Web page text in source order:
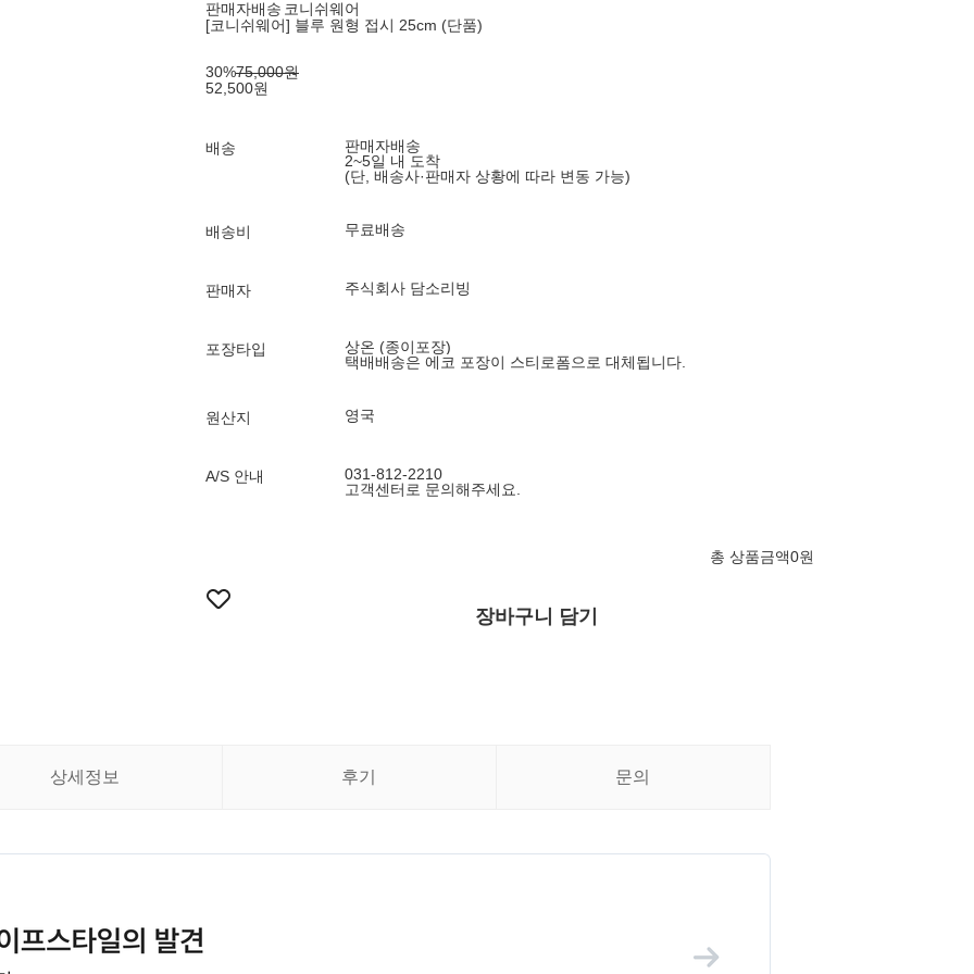
판매자배송 코니쉬웨어
[코니쉬웨어] 블루 원형 접시 25cm (단품)
30%75,000원
52,500원
배송
판매자배송
2~5일 내 도착
(단, 배송사·판매자 상황에 따라 변동 가능)
배송비 무료배송
판매자 주식회사 담소리빙
포장타입
상온 (종이포장)
택배배송은 에코 포장이 스티로폼으로 대체됩니다.
원산지 영국
A/S 안내
031-812-2210
고객센터로 문의해주세요.
총 상품금액0원
장바구니 담기
상세정보 후기 문의